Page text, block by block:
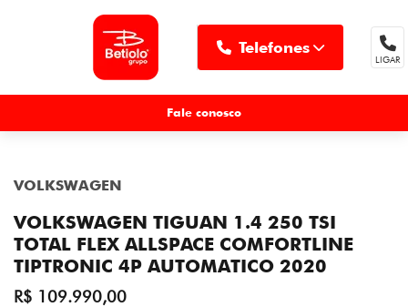
Telefones
LIGAR
Fale conosco
VOLKSWAGEN
VOLKSWAGEN TIGUAN 1.4 250 TSI
TOTAL FLEX ALLSPACE COMFORTLINE
TIPTRONIC 4P AUTOMATICO 2020
R$ 109.990,00